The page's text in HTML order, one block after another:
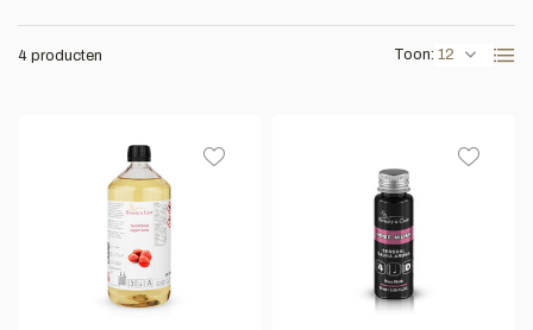
4 producten Toon: